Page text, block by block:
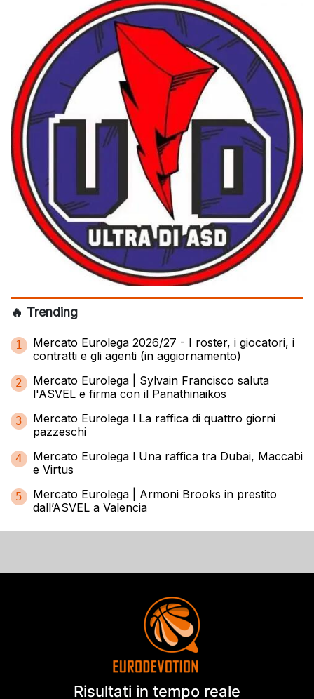
🔥 Trending
1
Mercato Eurolega 2026/27 - I roster, i giocatori, i
contratti e gli agenti (in aggiornamento)
2
Mercato Eurolega | Sylvain Francisco saluta
l'ASVEL e firma con il Panathinaikos
3
Mercato Eurolega l La raffica di quattro giorni
pazzeschi
4
Mercato Eurolega l Una raffica tra Dubai, Maccabi
e Virtus
5
Mercato Eurolega | Armoni Brooks in prestito
dall’ASVEL a Valencia
Risultati in tempo reale